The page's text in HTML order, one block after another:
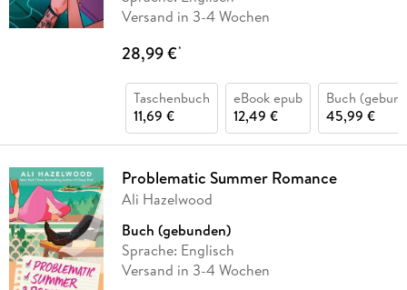
Versand in 3-4 Wochen
28,99 €*
Taschenbuch
11,69 €
eBook epub
12,49 €
Buch
45,99 €
Problematic Summer Romance
Ali Hazelwood
Buch (gebunden)
Sprache: Englisch
Versand in 3-4 Wochen